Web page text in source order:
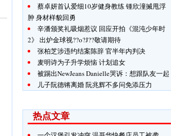
蔡卓妍首认爱细10岁健身教练 锺欣潼搣甩浮
肿 身材样貌回勇
辛潘颁奖礼吸烟惹议 回应开拍《混沌少年时
2》 出炉金球视??o?J??敬请期待
张柏芝涉违约结案陈辞 官半年内判决
麦明诗为子升学烦恼 计划追女
被踢出NewJeans Danielle哭诉：想跟队友一起
儿子阮德锵离婚 阮兆辉不多问免添压力
热点文章